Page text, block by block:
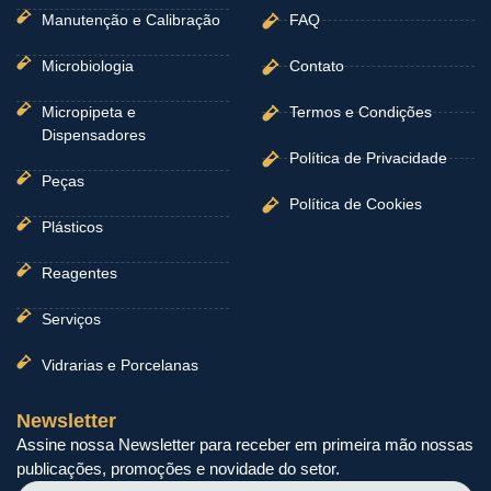
Manutenção e Calibração
Microbiologia
Micropipeta e
Dispensadores
Peças
Plásticos
Reagentes
Serviços
Vidrarias e Porcelanas
FAQ
Contato
Termos e Condições
Política de Privacidade
Política de Cookies
Newsletter
Assine nossa Newsletter para receber em primeira mão nossas
publicações, promoções e novidade do setor.